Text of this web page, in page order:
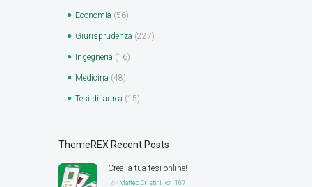
Economia (56)
Giurisprudenza (227)
Ingegneria (16)
Medicina (48)
Tesi di laurea (15)
ThemeREX Recent Posts
Crea la tua tesi online!
by Matteo Cristini 107